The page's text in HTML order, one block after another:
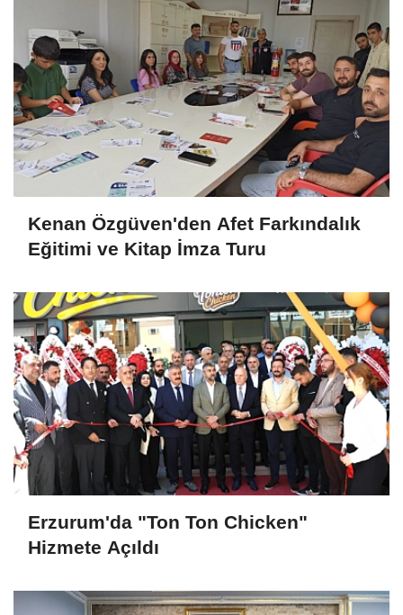
Kenan Özgüven'den Afet Farkındalık
Eğitimi ve Kitap İmza Turu
Erzurum'da "Ton Ton Chicken"
Hizmete Açıldı